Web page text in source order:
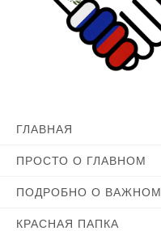
ГЛАВНАЯ
ПРОСТО О ГЛАВНОМ
ПОДРОБНО О ВАЖНОМ
КРАСНАЯ ПАПКА